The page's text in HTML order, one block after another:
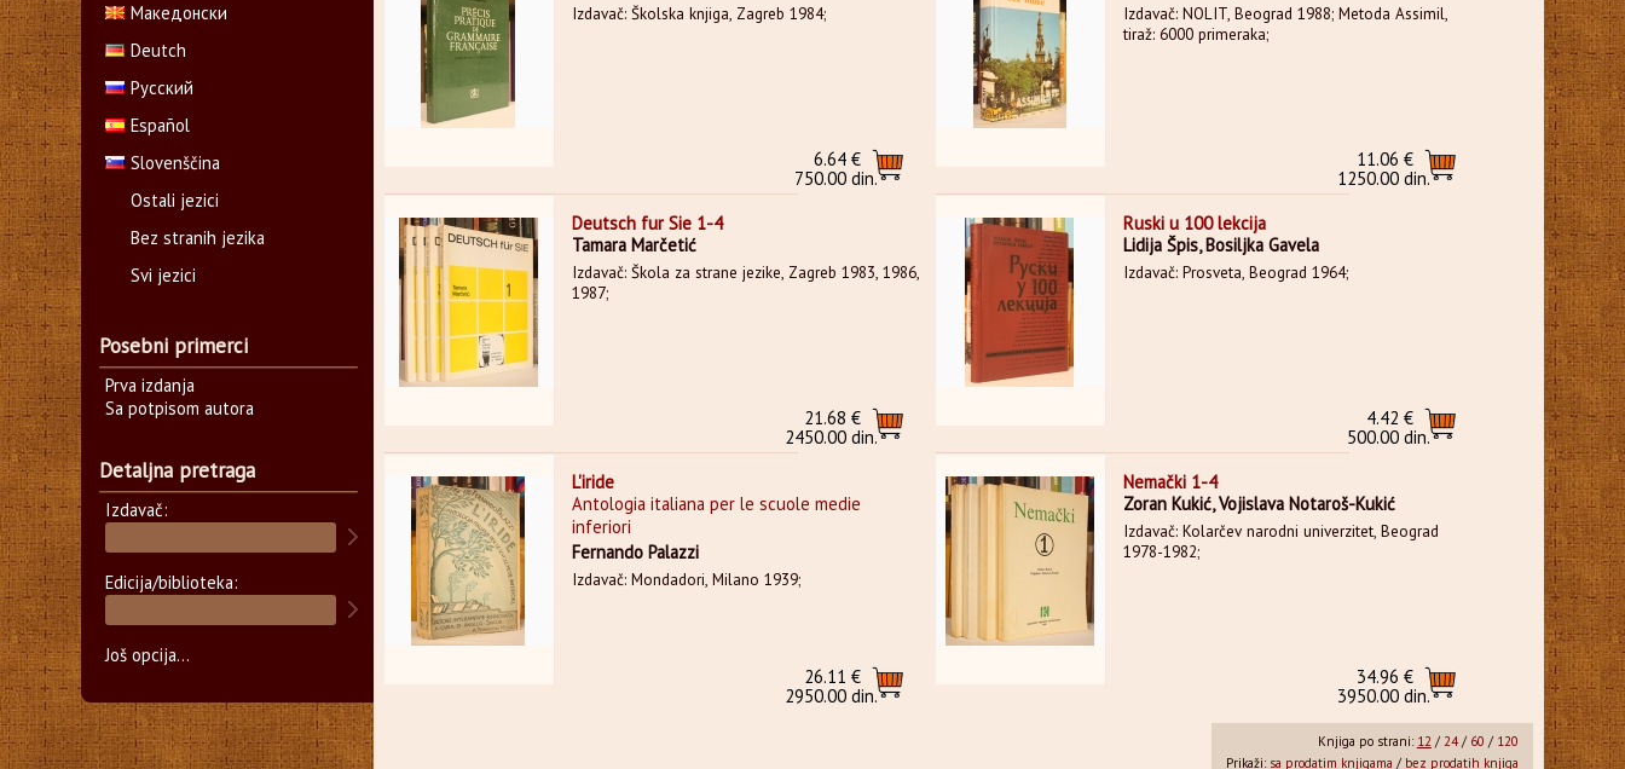
Izdavač: Školska knjiga, Zagreb 1984;
6.64 €
750.00 din.
Izdavač: NOLIT, Beograd 1988; Metoda Assimil,
tiraž: 6000 primeraka;
11.06 €
1250.00 din.
Deutsch fur Sie 1-4
Tamara Marčetić
Izdavač: Škola za strane jezike, Zagreb 1983, 1986,
1987;
21.68 €
2450.00 din.
Ruski u 100 lekcija
Lidija Špis, Bosiljka Gavela
Izdavač: Prosveta, Beograd 1964;
4.42 €
500.00 din.
L'iride
Antologia italiana per le scuole medie
inferiori
Fernando Palazzi
Izdavač: Mondadori, Milano 1939;
26.11 €
2950.00 din.
Nemački 1-4
Zoran Kukić, Vojislava Notaroš-Kukić
Izdavač: Kolarčev narodni univerzitet, Beograd
1978-1982;
34.96 €
3950.00 din.
Knjiga po strani: 12 / 24/ 60 / 120
Prikaži: sa prodatim knjigama / bez prodatih knjiga
Македонски
Deutch
Русский
Español
Slovenščina
Ostali jezici
Bez stranih jezika
Svi jezici
Posebni primerci
Prva izdanja
Sa potpisom autora
Detaljna pretraga
Izdavač:
Edicija/biblioteka:
Još opcija...